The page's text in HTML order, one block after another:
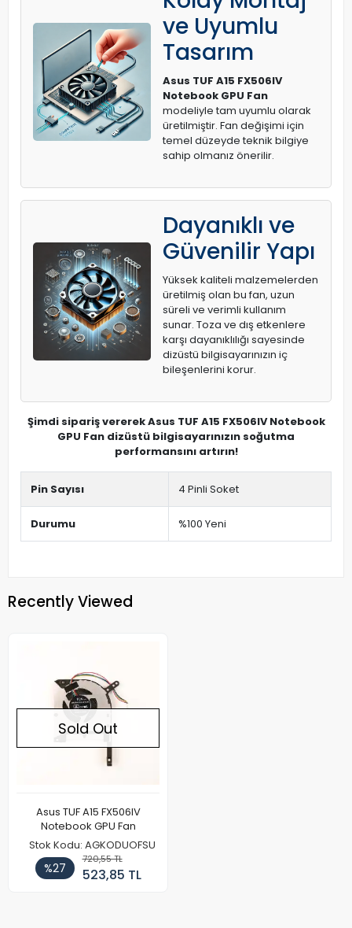
ve Uyumlu
Tasarım
Asus TUF A15 FX506IV
Notebook GPU Fan
modeliyle tam uyumlu olarak
üretilmiştir. Fan değişimi için
temel düzeyde teknik bilgiye
sahip olmanız önerilir.
Dayanıklı ve
Güvenilir Yapı
Yüksek kaliteli malzemelerden
üretilmiş olan bu fan, uzun
süreli ve verimli kullanım
sunar. Toza ve dış etkenlere
karşı dayanıklılığı sayesinde
dizüstü bilgisayarınızın iç
bileşenlerini korur.
Şimdi sipariş vererek Asus TUF A15 FX506IV Notebook
GPU Fan dizüstü bilgisayarınızın soğutma
performansını artırın!
Pin Sayısı 4 Pinli Soket
Durumu %100 Yeni
Recently Viewed
Sold Out
Asus TUF A15 FX506IV
Notebook GPU Fan
Stok Kodu: AGKODUOFSU
%27
720,55 TL
523,85 TL